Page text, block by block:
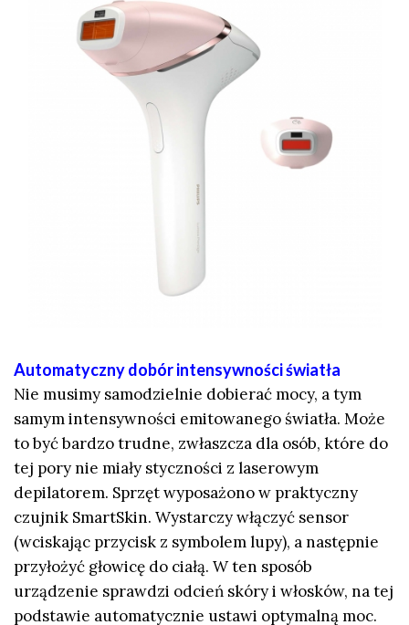
Automatyczny dobór intensywności światła
Nie musimy samodzielnie dobierać mocy, a tym
samym intensywności emitowanego światła. Może
to być bardzo trudne, zwłaszcza dla osób, które do
tej pory nie miały styczności z laserowym
depilatorem. Sprzęt wyposażono w praktyczny
czujnik SmartSkin. Wystarczy włączyć sensor
(wciskając przycisk z symbolem lupy), a następnie
przyłożyć głowicę do ciałą. W ten sposób
urządzenie sprawdzi odcień skóry i włosków, na tej
podstawie automatycznie ustawi optymalną moc.